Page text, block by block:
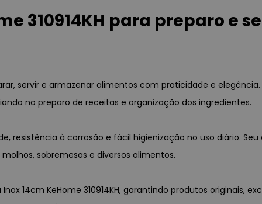
310914KH para preparo e
servir e armazenar alimentos com praticidade e
no preparo de receitas e organização dos ingredientes.
resistência à corrosão e fácil higienização no uso diário.
sobremesas e diversos alimentos.
14cm KeHome 310914KH, garantindo produtos